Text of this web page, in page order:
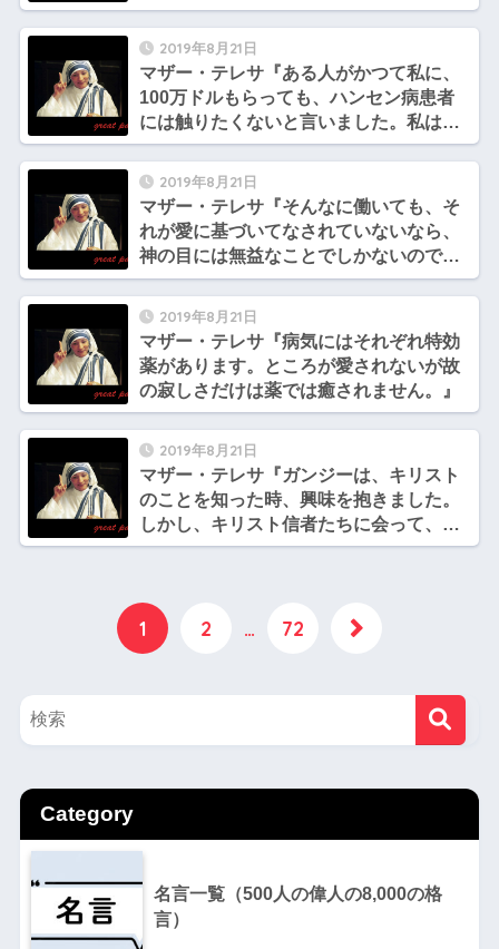
2019年8月21日
マザー・テレサ『ある人がかつて私に、
100万ドルもらっても、ハンセン病患者
には触りたくないと言いました。私は答
えました「私も同じです…』
2019年8月21日
マザー・テレサ『そんなに働いても、そ
れが愛に基づいてなされていないなら、
神の目には無益なことでしかないので
す。』
2019年8月21日
マザー・テレサ『病気にはそれぞれ特効
薬があります。ところが愛されないが故
の寂しさだけは薬では癒されません。』
2019年8月21日
マザー・テレサ『ガンジーは、キリスト
のことを知った時、興味を抱きました。
しかし、キリスト信者たちに会って、が
っかりしたそうです。』
1 2 … 72
Category
名言一覧（500人の偉人の8,000の格
言）